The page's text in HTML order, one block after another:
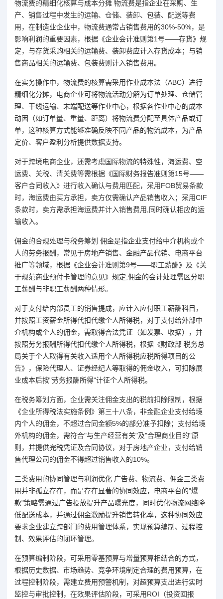
物流费的精细化核算与成本分摊 物流费是指企业在采购、生
产、销售过程中发生的运输、仓储、装卸、包装、配送等费
用，在制造业企业中，物流费通常占销售费用的30%-50%，是
影响利润的重要因素，根据《企业会计准则第1号——存货》规
定，与存货采购相关的运输费、装卸费应计入存货成本；与销
售商品相关的运输费、包装费则计入销售费用。
在实务操作中，物流费的核算需采用作业成本法（ABC）进行
精细化分摊，电商企业可将物流活动分解为订单处理、仓储管
理、干线运输、末端配送等作业中心，根据各作业中心的成本
动因（如订单量、重量、距离）将物流费分配至具体产品或订
单，这种核算方式能够准确反映不同产品的物流成本，为产品
定价、客户盈利分析提供数据支持。
对于跨境电商企业，还需考虑国际物流的特殊性，海运费、空
运费、关税、清关费等需根据《国际财务报告准则第15号——
客户合同收入》进行收入确认与费用匹配，采用FOB贸易条款
时，海运费由买方承担，卖方仅需确认产品销售收入；采用CIF
条款时，卖方需承担海运费并计入销售费用,同时确认相应的运
输收入。
佣金的合规处理与税务筹划 佣金是指企业支付给中介机构或个
人的劳务报酬，常见于房地产销售、金融产品代销、电商平台
推广等领域，根据《企业会计准则第9号——职工薪酬》及《关
于规范商业预付卡管理的意见》规定,佣金的会计处理需区分职
工薪酬与非职工薪酬两种情形。
对于支付给内部员工的销售提成，应计入应付职工薪酬科目，
并按照工资薪金所得代扣代缴个人所得税，对于支付给外部中
介机构或个人的佣金，需取得合法凭证（如发票、收据），并
按照劳务报酬所得代扣代缴个人所得税，根据《财政部 税务总
局关于个人取得有关收入适用个人所得税应税所得项目的公
告》，保险代理人、证券经纪人等取得的佣金收入，可扣除展
业成本后按"劳务报酬所得"计征个人所得税。
在税务筹划方面，企业需关注佣金支出的税前扣除限制，根据
《企业所得税法实施条例》第三十八条，非金融企业支付给境
内个人的佣金，不超过合同金额5%的部分准予扣除；支付给境
外机构的佣金，需符合"与生产经营有关"及"合理商业目的"原
则，并提供完税凭证及合同协议，对于房地产企业，支付给销
售代理公司的佣金不得超过销售收入的10%。
三类费用的协同管理与利润优化 广告费、物流费、佣金三类费
用并非孤立存在，而是存在显著的协同效应，电商平台的"爆
款"策略需通过广告投放提升产品曝光度，同时优化物流网络降
低配送成本，并通过佣金激励提升销售转化率，这种协同效应
要求企业建立跨部门的费用管理体系，实现预算编制、过程控
制、效果评估的闭环管理。
在预算编制阶段，可采用零基预算与增量预算相结合的方式，
根据历史数据、市场趋势、竞争环境制定合理的费用预算，在
过程控制阶段，需建立费用预警机制，对超预算支出进行实时
监控与审批控制，在效果评估阶段，可采用ROI（投资回报